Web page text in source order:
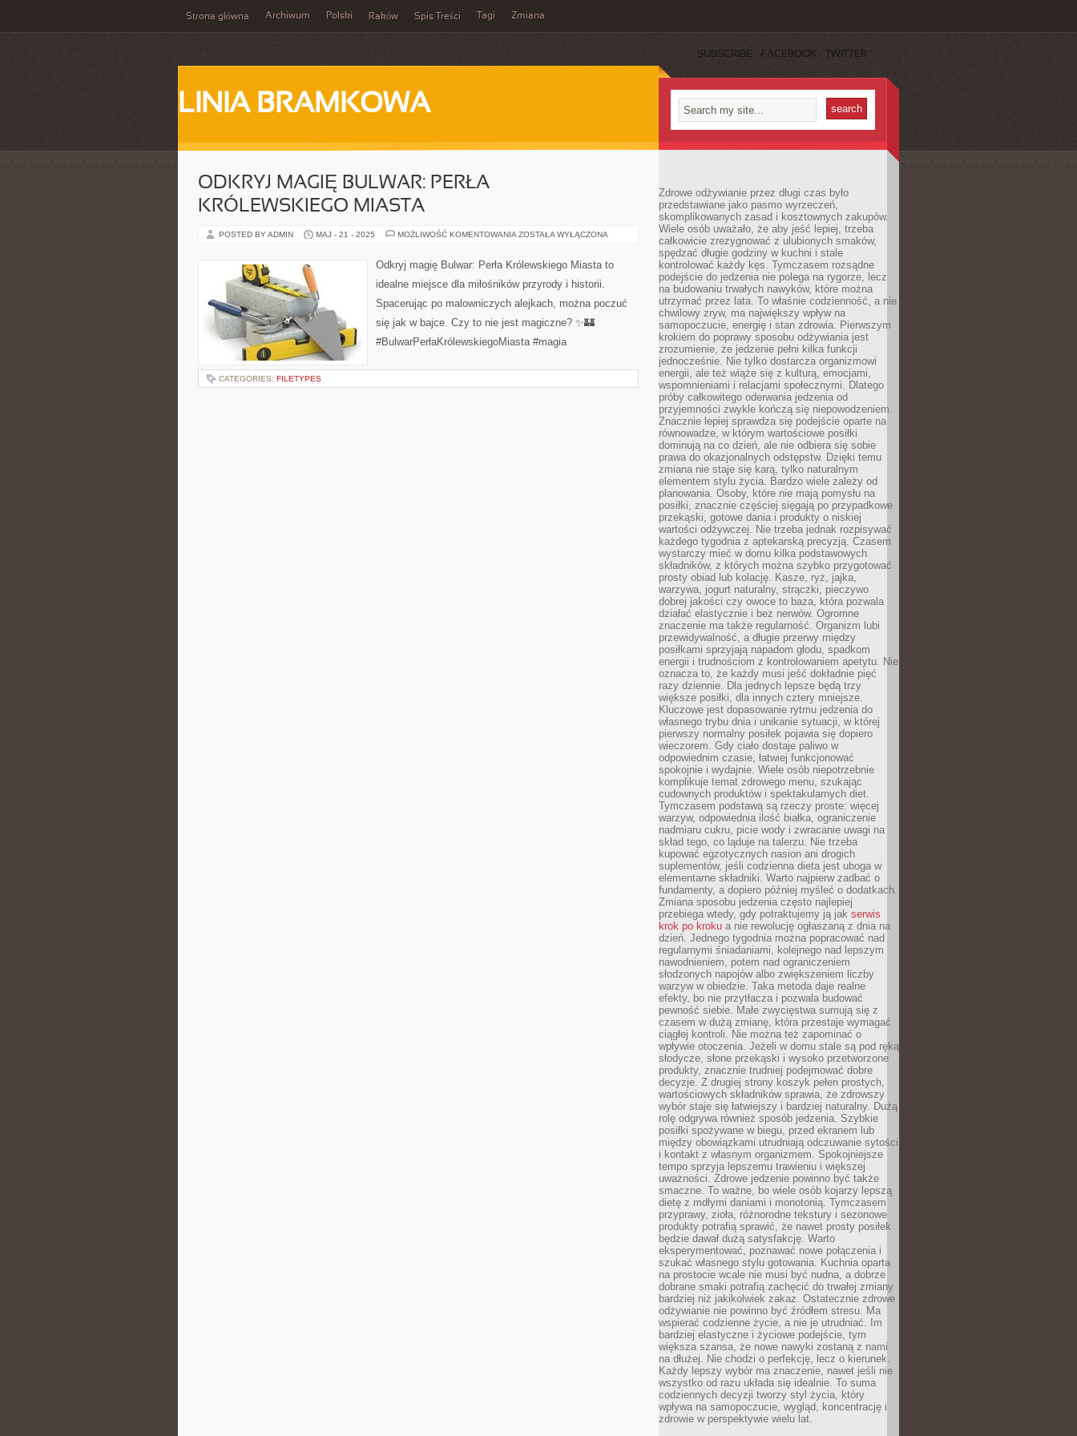
Strona główna Archiwum Polski Raków Spis Treści Tagi Zmiana
SUBSCRIBE FACEBOOK TWITTER
LINIA BRAMKOWA
ODKRYJ MAGIĘ BULWAR: PERŁA
KRÓLEWSKIEGO MIASTA
POSTED BY ADMIN MAJ - 21 - 2025 MOŻLIWOŚĆ KOMENTOWANIA ODKRYJ
PERŁA
KRÓLEWSKIEGO
ZOSTAŁA WYŁĄCZONA
Odkryj magię Bulwar: Perła Królewskiego Miasta to
idealne miejsce dla miłośników przyrody i historii.
Spacerując po malowniczych alejkach, można poczuć
się jak w bajce. Czy to nie jest magiczne? ✨🏰
#BulwarPerłaKrólewskiegoMiasta #magia
CATEGORIES: FILETYPES
Zdrowe odżywianie przez długi czas było
przedstawiane jako pasmo wyrzeczeń,
skomplikowanych zasad i kosztownych zakupów.
Wiele osób uważało, że aby jeść lepiej, trzeba
całkowicie zrezygnować z ulubionych smaków,
spędzać długie godziny w kuchni i stale
kontrolować każdy kęs. Tymczasem rozsądne
podejście do jedzenia nie polega na rygorze, lecz
na budowaniu trwałych nawyków, które można
utrzymać przez lata. To właśnie codzienność, a nie
chwilowy zryw, ma największy wpływ na
samopoczucie, energię i stan zdrowia. Pierwszym
krokiem do poprawy sposobu odżywiania jest
zrozumienie, że jedzenie pełni kilka funkcji
jednocześnie. Nie tylko dostarcza organizmowi
energii, ale też wiąże się z kulturą, emocjami,
wspomnieniami i relacjami społecznymi. Dlatego
próby całkowitego oderwania jedzenia od
przyjemności zwykle kończą się niepowodzeniem.
Znacznie lepiej sprawdza się podejście oparte na
równowadze, w którym wartościowe posiłki
dominują na co dzień, ale nie odbiera się sobie
prawa do okazjonalnych odstępstw. Dzięki temu
zmiana nie staje się karą, tylko naturalnym
elementem stylu życia. Bardzo wiele zależy od
planowania. Osoby, które nie mają pomysłu na
posiłki, znacznie częściej sięgają po przypadkowe
przekąski, gotowe dania i produkty o niskiej
wartości odżywczej. Nie trzeba jednak rozpisywać
każdego tygodnia z aptekarską precyzją. Czasem
wystarczy mieć w domu kilka podstawowych
składników, z których można szybko przygotować
prosty obiad lub kolację. Kasze, ryż, jajka,
warzywa, jogurt naturalny, strączki, pieczywo
dobrej jakości czy owoce to baza, która pozwala
działać elastycznie i bez nerwów. Ogromne
znaczenie ma także regularność. Organizm lubi
przewidywalność, a długie przerwy między
posiłkami sprzyjają napadom głodu, spadkom
energii i trudnościom z kontrolowaniem apetytu. Nie
oznacza to, że każdy musi jeść dokładnie pięć
razy dziennie. Dla jednych lepsze będą trzy
większe posiłki, dla innych cztery mniejsze.
Kluczowe jest dopasowanie rytmu jedzenia do
własnego trybu dnia i unikanie sytuacji, w której
pierwszy normalny posiłek pojawia się dopiero
wieczorem. Gdy ciało dostaje paliwo w
odpowiednim czasie, łatwiej funkcjonować
spokojnie i wydajnie. Wiele osób niepotrzebnie
komplikuje temat zdrowego menu, szukając
cudownych produktów i spektakularnych diet.
Tymczasem podstawą są rzeczy proste: więcej
warzyw, odpowiednia ilość białka, ograniczenie
nadmiaru cukru, picie wody i zwracanie uwagi na
skład tego, co ląduje na talerzu. Nie trzeba
kupować egzotycznych nasion ani drogich
suplementów, jeśli codzienna dieta jest uboga w
elementarne składniki. Warto najpierw zadbać o
fundamenty, a dopiero później myśleć o dodatkach.
Zmiana sposobu jedzenia często najlepiej
przebiega wtedy, gdy potraktujemy ją jak serwis
krok po kroku a nie rewolucję ogłaszaną z dnia na
dzień. Jednego tygodnia można popracować nad
regularnymi śniadaniami, kolejnego nad lepszym
nawodnieniem, potem nad ograniczeniem
słodzonych napojów albo zwiększeniem liczby
warzyw w obiedzie. Taka metoda daje realne
efekty, bo nie przytłacza i pozwala budować
pewność siebie. Małe zwycięstwa sumują się z
czasem w dużą zmianę, która przestaje wymagać
ciągłej kontroli. Nie można też zapominać o
wpływie otoczenia. Jeżeli w domu stale są pod ręką
słodycze, słone przekąski i wysoko przetworzone
produkty, znacznie trudniej podejmować dobre
decyzje. Z drugiej strony koszyk pełen prostych,
wartościowych składników sprawia, że zdrowszy
wybór staje się łatwiejszy i bardziej naturalny. Dużą
rolę odgrywa również sposób jedzenia. Szybkie
posiłki spożywane w biegu, przed ekranem lub
między obowiązkami utrudniają odczuwanie sytości
i kontakt z własnym organizmem. Spokojniejsze
tempo sprzyja lepszemu trawieniu i większej
uważności. Zdrowe jedzenie powinno być także
smaczne. To ważne, bo wiele osób kojarzy lepszą
dietę z mdłymi daniami i monotonią. Tymczasem
przyprawy, zioła, różnorodne tekstury i sezonowe
produkty potrafią sprawić, że nawet prosty posiłek
będzie dawał dużą satysfakcję. Warto
eksperymentować, poznawać nowe połączenia i
szukać własnego stylu gotowania. Kuchnia oparta
na prostocie wcale nie musi być nudna, a dobrze
dobrane smaki potrafią zachęcić do trwałej zmiany
bardziej niż jakikolwiek zakaz. Ostatecznie zdrowe
odżywianie nie powinno być źródłem stresu. Ma
wspierać codzienne życie, a nie je utrudniać. Im
bardziej elastyczne i życiowe podejście, tym
większa szansa, że nowe nawyki zostaną z nami
na dłużej. Nie chodzi o perfekcję, lecz o kierunek.
Każdy lepszy wybór ma znaczenie, nawet jeśli nie
wszystko od razu układa się idealnie. To suma
codziennych decyzji tworzy styl życia, który
wpływa na samopoczucie, wygląd, koncentrację i
zdrowie w perspektywie wielu lat.